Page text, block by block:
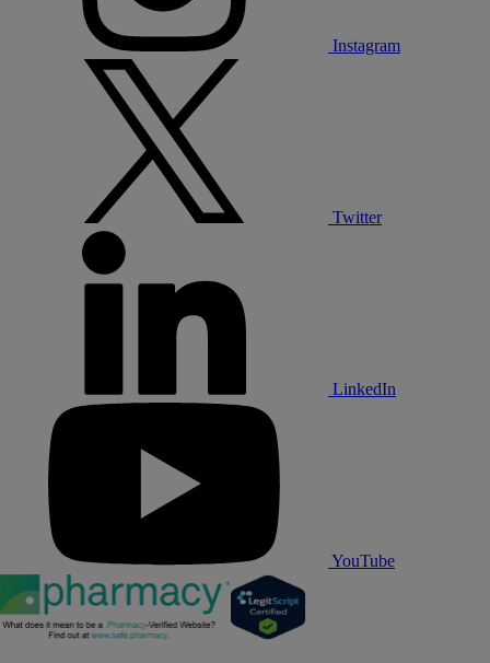
Instagram
Twitter
LinkedIn
YouTube